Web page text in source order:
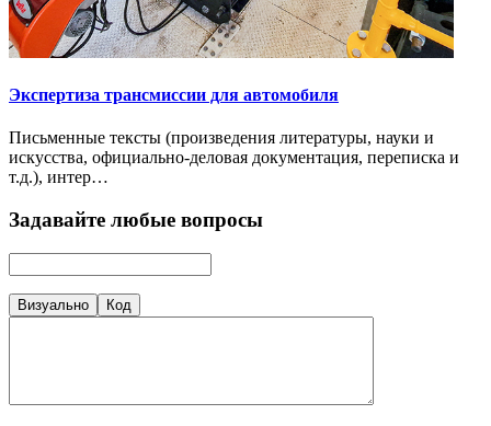
Экспертиза трансмиссии для автомобиля
Письменные тексты (произведения литературы, науки и
искусства, официально-деловая документация, переписка и
т.д.), интер…
Задавайте любые вопросы
Визуально Код